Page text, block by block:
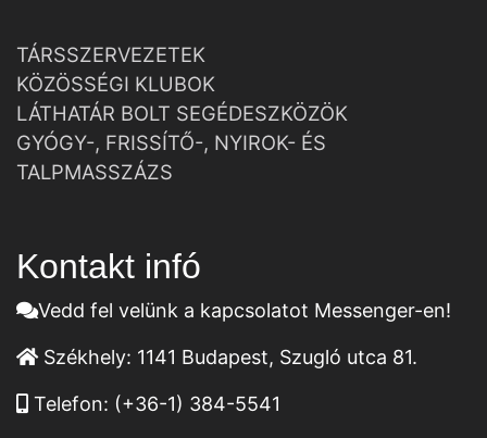
TÁRSSZERVEZETEK
KÖZÖSSÉGI KLUBOK
LÁTHATÁR BOLT SEGÉDESZKÖZÖK
GYÓGY-, FRISSÍTŐ-, NYIROK- ÉS
TALPMASSZÁZS
Kontakt infó
Vedd fel velünk a kapcsolatot Messenger-en!
Székhely: 1141 Budapest, Szugló utca 81.
Telefon: (+36-1) 384-5541